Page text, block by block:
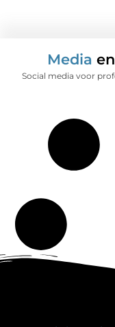
Media
Social media voor